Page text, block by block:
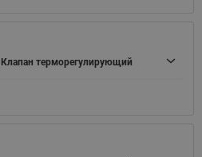
терморегулирующий